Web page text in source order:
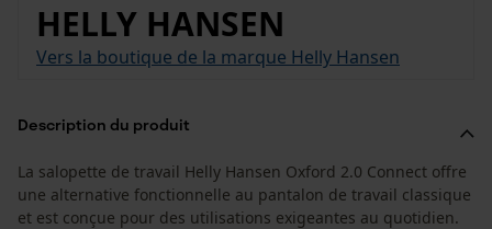
HELLY HANSEN
Vers la boutique de la marque Helly Hansen
Description du produit
La salopette de travail Helly Hansen Oxford 2.0 Connect offre
une alternative fonctionnelle au pantalon de travail classique
et est conçue pour des utilisations exigeantes au quotidien.